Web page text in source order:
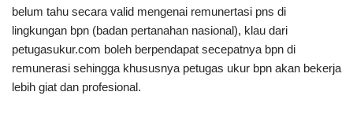
belum tahu secara valid mengenai remunertasi pns di
lingkungan bpn (badan pertanahan nasional), klau dari
petugasukur.com boleh berpendapat secepatnya bpn di
remunerasi sehingga khususnya petugas ukur bpn akan bekerja
lebih giat dan profesional.